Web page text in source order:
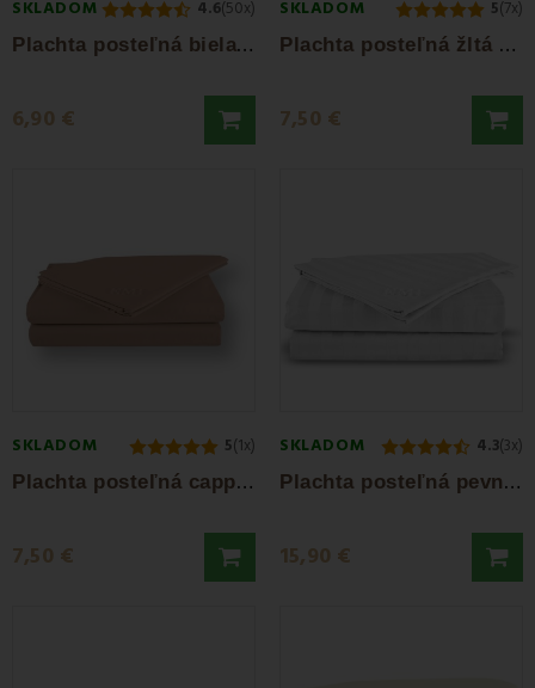
SKLADOM 4.6(50x)
P
lachta posteľná biela pevná Daria EMI
6,90 €
SKLADOM 5(7x)
P
lachta posteľná žltá pevná EMI
7,50 €
SKLADOM 5(1x)
P
lachta posteľná cappuccino EMI
7,50 €
SKLADOM 4.3(3x)
P
lachta posteľná pevna damašková biela EMI
15,90 €